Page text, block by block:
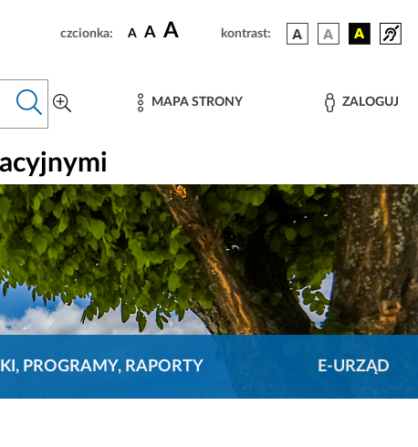
czcionka: A A A kontrast:
MAPA STRONY ZALOGUJ
PROGRAMY, RAPORTY E-URZĄD